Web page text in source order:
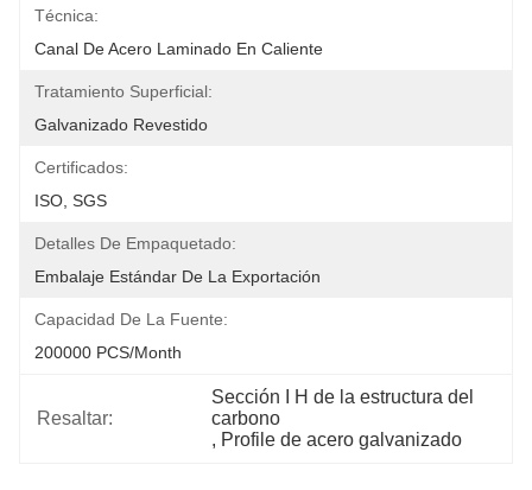
Técnica:
Canal De Acero Laminado En Caliente
Tratamiento Superficial:
Galvanizado Revestido
Certificados:
ISO, SGS
Detalles De Empaquetado:
Embalaje Estándar De La Exportación
Capacidad De La Fuente:
200000 PCS/Month
Resaltar:
Sección I H de la estructura del
carbono
, Profile de acero galvanizado